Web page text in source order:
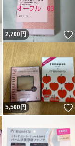
いいね！
2,700円
いいね！
5,500円